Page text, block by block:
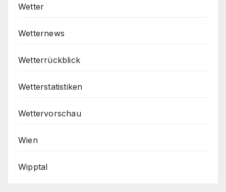
Wetter
Wetternews
Wetterrückblick
Wetterstatistiken
Wettervorschau
Wien
Wipptal